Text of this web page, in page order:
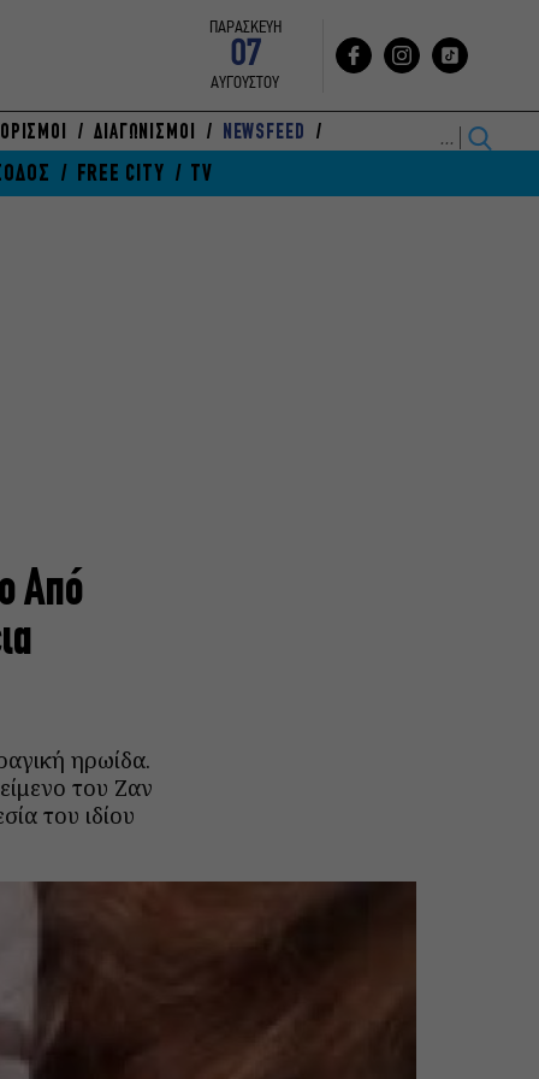
ΠΑΡΑΣΚΕΥΗ
07
ΑΥΓΟΥΣΤΟΥ
ΔΙΑΓΩΝΙΣΜΟΙ NEWSFEED
FREE CITY TV
Από
ηρωίδα.
του Ζαν
του ιδίου